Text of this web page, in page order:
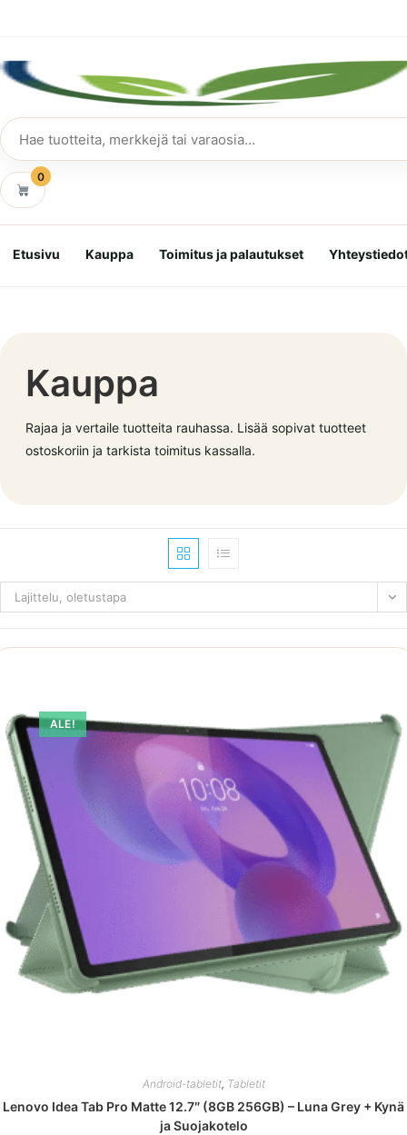
Hae
tuotteita
0
Etusivu Kauppa Toimitus ja palautukset
Kauppa
Rajaa ja vertaile tuotteita rauhassa. Lisää sopivat tuotteet
ostoskoriin ja tarkista toimitus kassalla.
Lajittelu, oletustapa
ALE!
Android-tabletit, Tabletit
Lenovo Idea Tab Pro Matte 12.7″ (8GB 256GB) – Luna Grey + Kynä
ja Suojakotelo